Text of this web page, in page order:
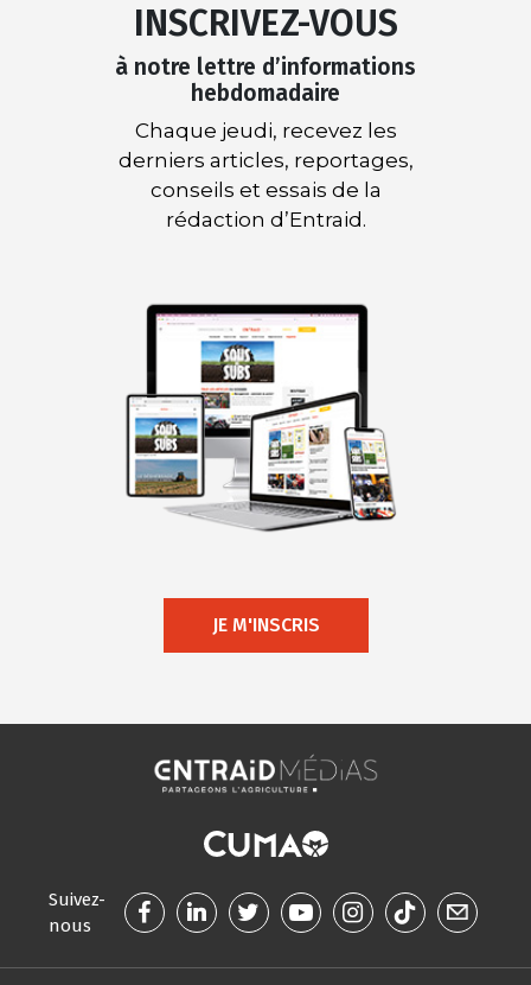
INSCRIVEZ-VOUS
à notre lettre d’informations
hebdomadaire
Chaque jeudi, recevez les
derniers articles, reportages,
conseils et essais de la
rédaction d’Entraid.
JE M'INSCRIS
Suivez-
nous